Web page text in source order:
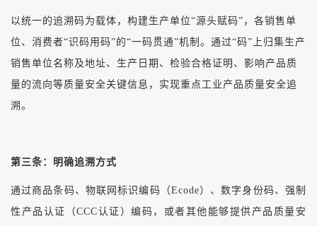
以统一的追溯码为载体，构建生产单位“源头赋码”，各销售单
位、消费者“识码用码”的“一码贯通”机制。通过“码”上归集生产
销售单位名称及地址、生产日期、检验合格证明、影响产品质
量的流向等质量安全关键信息，实现重点工业产品质量安全追
溯。
第三条：明确追溯方式
通过商品条码、物联网标识编码（Ecode）、数字身份码、强制
性产品认证（CCC认证）编码，或者其他能够提供产品质量安